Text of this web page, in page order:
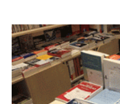
Fermeture
des
librairies,
Décision
en